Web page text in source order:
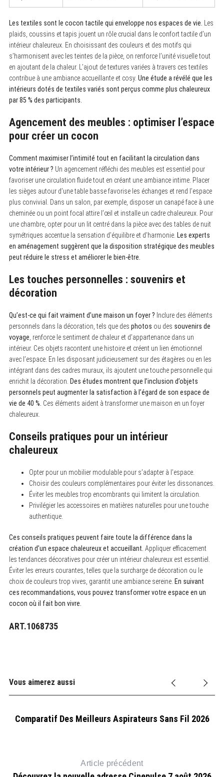
Les textiles sont le cocon tactile qui enveloppe nos espaces de vie.
Les
plaids, coussins et tapis jouent un rôle crucial dans le confort tactile d’un
intérieur chaleureux. En choisissant des couleurs et des motifs qui
s’harmonisent avec les teintes de la pièce, on renforce l’unité visuelle tout
en ajoutant de la chaleur. L’ajout de textures variées à travers ces textiles
contribue à une ambiance accueillante et cosy. Une étude a révélé que les
intérieurs dotés de textiles variés sont perçus comme plus chaleureux
par 85 % des participants.
Agencement des meubles : optimiser l’espace
pour créer un cocon
Comment maximiser l’intimité tout en facilitant la circulation dans
votre intérieur ? Un agencement réfléchi des meubles est essentiel pour
favoriser une circulation fluide tout en créant une ambiance intime. Placer
les sièges autour d’une table basse favorise les échanges et rend l’espace
plus convivial. Dans un salon, par exemple, disposer un canapé face à une
cheminée ou un point focal attire l’œil et installe un cadre chaleureux. Pour
une chambre, opter pour un lit centré dans la pièce avec des tables de nuit
symétriques accentue la sensation d’équilibre et d’harmonie. Les experts
en aménagement suggèrent que la disposition stratégique des meubles
peut réduire le stress et améliorer le bien-être.
Les touches personnelles : souvenirs et
décoration
Qu’est-ce qui fait vraiment d’une maison un foyer ? Inclure des éléments
personnels dans la décoration, tels que des photos ou des souvenirs de
voyage , renforce le sentiment de chaleur et d’appartenance dans un
intérieur. Ces objets racontent une histoire et créent un lien émotionnel
avec l’espace. En les disposant judicieusement sur des étagères ou en les
intégrant dans des cadres muraux, ils ajoutent une touche personnelle qui
enrichit la décoration. Des études montrent que l’inclusion d’objets
personnels peut augmenter la satisfaction à l’égard de son espace de
vie de 40 %. Ces éléments aident à transformer une maison en un foyer
chaleureux.
Conseils pratiques pour un intérieur
chaleureux
Opter pour un mobilier modulable pour s’adapter à l’espace.
Choisir des couleurs complémentaires pour éviter les dissonances.
Éviter les meubles trop encombrants qui limitent la circulation.
Privilégier les accessoires en matières naturelles pour une touche
authentique.
Ces conseils pratiques peuvent faire toute la différence dans la
création d’un espace chaleureux et accueillant. Appliquer efficacement
les tendances décoratives pour créer un intérieur chaleureux est essentiel.
Éviter les erreurs courantes, telles que la surcharge de décoration ou le
choix de couleurs trop vives, garantit une ambiance sereine. En suivant
ces recommandations, vous pouvez transformer votre espace en un
cocon où il fait bon vivre.
ART.1068735
Vous aimerez aussi
Comparatif Des Meilleurs Aspirateurs Sans Fil 2026
Article précédent